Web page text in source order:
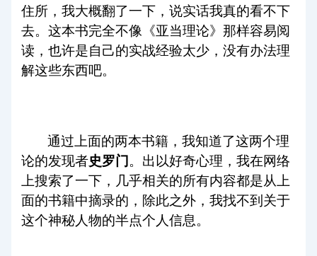
住所，我大概翻了一下，说实话我真的看不下
去。这本书完全不像《亚当理论》那样容易阅
读，也许是自己的实战经验太少，没有办法理
解这些东西吧。
通过上面的两本书籍，我知道了这两个理
论的发现者史罗门。出以好奇心理，我在网络
上搜索了一下，几乎相关的所有内容都是从上
面的书籍中摘录的，除此之外，我找不到关于
这个神秘人物的半点个人信息。